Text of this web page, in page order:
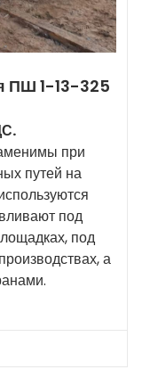
ПШ 1-13-325
при
путей на
под
под
а